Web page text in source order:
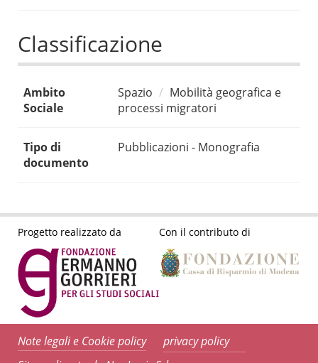
Classificazione
Ambito
Sociale
Spazio
Mobilità geografica e
processi migratori
Tipo di
documento
Pubblicazioni - Monografia
Progetto realizzato da Con il contributo di
Note legali e Cookie policy
privacy policy